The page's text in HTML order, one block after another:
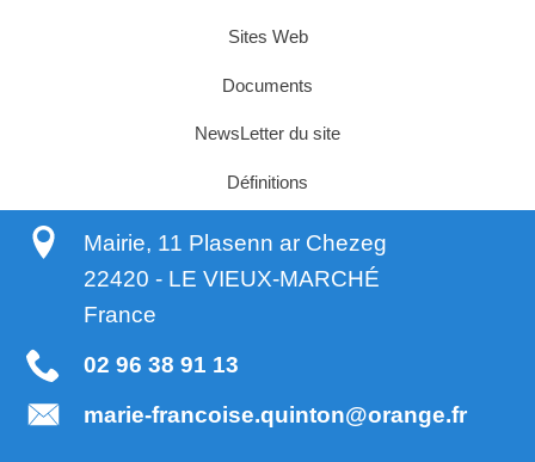
Sites Web
Documents
NewsLetter du site
Définitions
Mairie, 11 Plasenn ar Chezeg
22420 - LE VIEUX-MARCHÉ
France
02 96 38 91 13
marie-francoise.quinton@orange.fr